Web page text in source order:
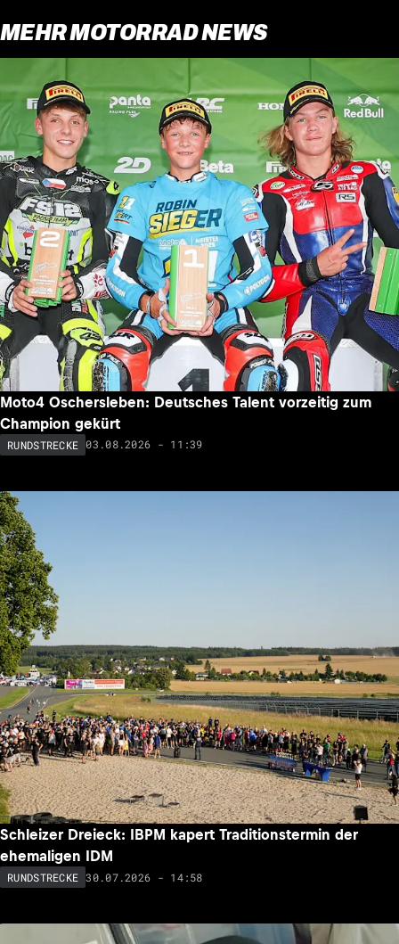
MEHR MOTORRAD NEWS
Moto4 Oschersleben: Deutsches Talent vorzeitig zum
Champion gekürt
RUNDSTRECKE 03.08.2026 - 11:39
Schleizer Dreieck: IBPM kapert Traditionstermin der
ehemaligen IDM
RUNDSTRECKE 30.07.2026 - 14:58